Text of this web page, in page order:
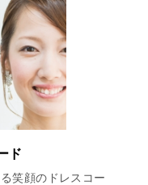
ド
笑顔のドレスコー